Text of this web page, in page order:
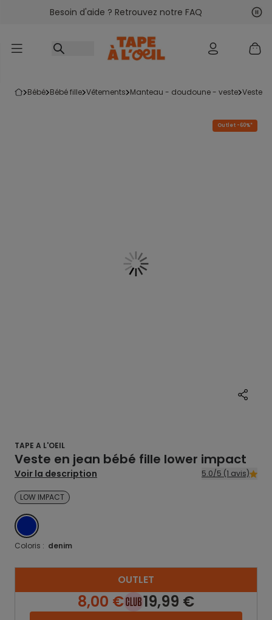
Accéder au contenu
Besoin d'aide ? Retrouvez notre FAQ
bébé bébé fille vêtements manteau - doudoune - veste veste
Outlet -60%*
TAPE A L'OEIL
Veste en jean bébé fille lower impact
Voir la description 5.0/5 (1 avis)
LOW IMPACT
DENIM
Coloris : denim
OUTLET
8,00 € 19,99 €